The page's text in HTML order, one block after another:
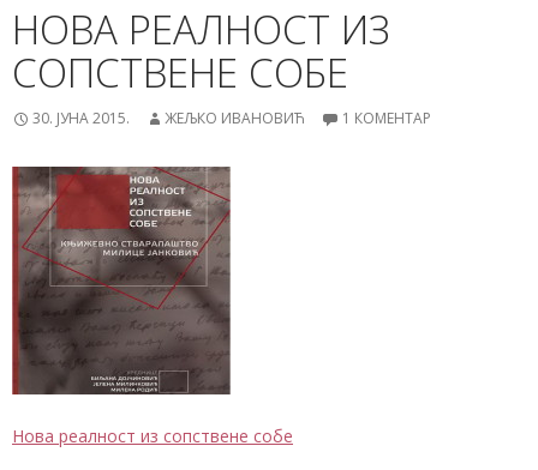
НОВА РЕАЛНОСТ ИЗ
СОПСТВЕНЕ СОБЕ
30. ЈУНА 2015. ЖЕЉКО ИВАНОВИЋ 1 КОМЕНТАР
Нова реалност из сопствене собе